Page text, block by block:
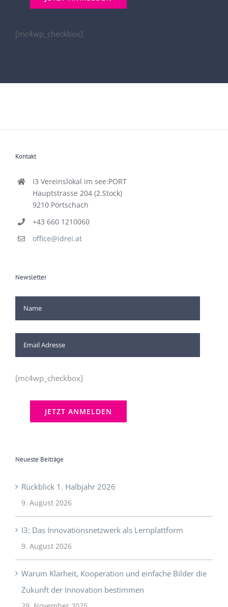
Kontakt
I3 Vereinslokal im see:PORT
9210 Pörtschach
office@idrei.at
[mc4wp_checkbox]
I3: Das Innovationsnetzwerk als Lernplattform
9. August 2026